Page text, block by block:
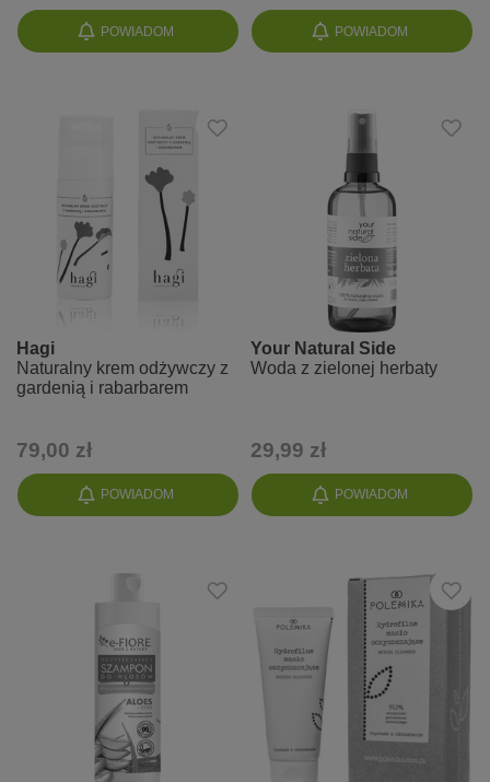
POWIADOM POWIADOM
POWIADOM
Hagi
Naturalny krem odżywczy z
gardenią i rabarbarem
79,00 zł
POWIADOM
Your Natural Side
Woda z zielonej herbaty
29,99 zł